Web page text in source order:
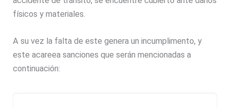
físicos y materiales.
A su vez la falta de este genera un incumplimento, y
este acareea sanciones que serán mencionadas a
continuación: